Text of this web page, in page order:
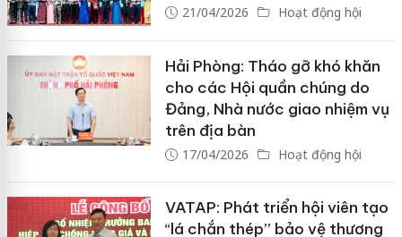
21/04/2026 Hoạt động hội
Hải Phòng: Tháo gỡ khó khăn
cho các Hội quần chúng do
Đảng, Nhà nước giao nhiệm vụ
trên địa bàn
17/04/2026 Hoạt động hội
VATAP: Phát triển hội viên tạo
“lá chắn thép” bảo vệ thương